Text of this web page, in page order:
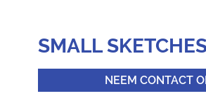
SMALL
NEEM CONTACT